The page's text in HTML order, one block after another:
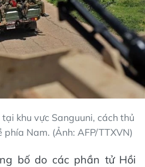
khu vực Sanguuni, cách thủ
Nam. (Ảnh: AFP/TTXVN)
bố do các phần tử Hồi